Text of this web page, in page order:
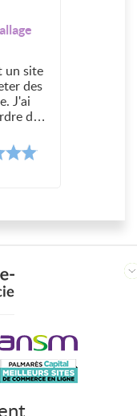
un site
des
J'ai
du
des
a été
je
en